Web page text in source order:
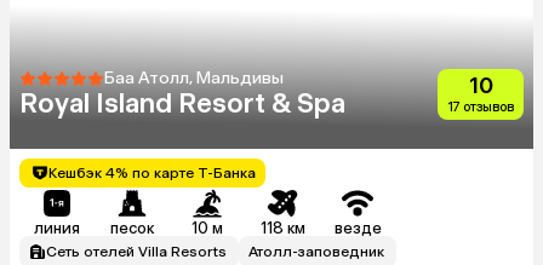
Баа Атолл, Мальдивы
Royal Island Resort & Spa
10
17 отзывов
Кешбэк 4% по карте Т-Банка
линия песок 10 м 118 км везде
Сеть отелей Villa Resorts
Атолл-заповедник